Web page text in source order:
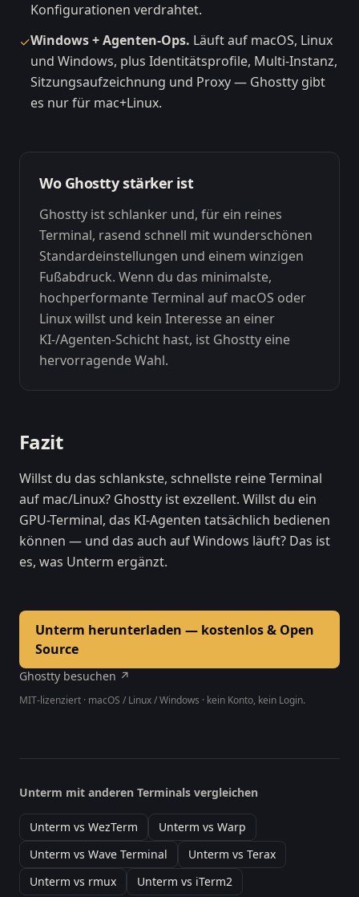
Konfigurationen verdrahtet.
✓Windows + Agenten-Ops. Läuft auf macOS, Linux
und Windows, plus Identitätsprofile, Multi-Instanz,
Sitzungsaufzeichnung und Proxy — Ghostty gibt
es nur für mac+Linux.
Wo Ghostty stärker ist
Ghostty ist schlanker und, für ein reines
Terminal, rasend schnell mit wunderschönen
Standardeinstellungen und einem winzigen
Fußabdruck. Wenn du das minimalste,
hochperformante Terminal auf macOS oder
Linux willst und kein Interesse an einer
KI-/Agenten-Schicht hast, ist Ghostty eine
hervorragende Wahl.
Fazit
Willst du das schlankste, schnellste reine Terminal
auf mac/Linux? Ghostty ist exzellent. Willst du ein
GPU-Terminal, das KI-Agenten tatsächlich bedienen
können — und das auch auf Windows läuft? Das ist
es, was Unterm ergänzt.
Unterm herunterladen — kostenlos & Open
Source
Ghostty besuchen ↗
MIT-lizenziert · macOS / Linux / Windows · kein Konto, kein Login.
Unterm mit anderen Terminals vergleichen
Unterm vs WezTerm
Unterm vs Warp
Unterm vs Wave Terminal
Unterm vs Terax
Unterm vs rmux
Unterm vs iTerm2